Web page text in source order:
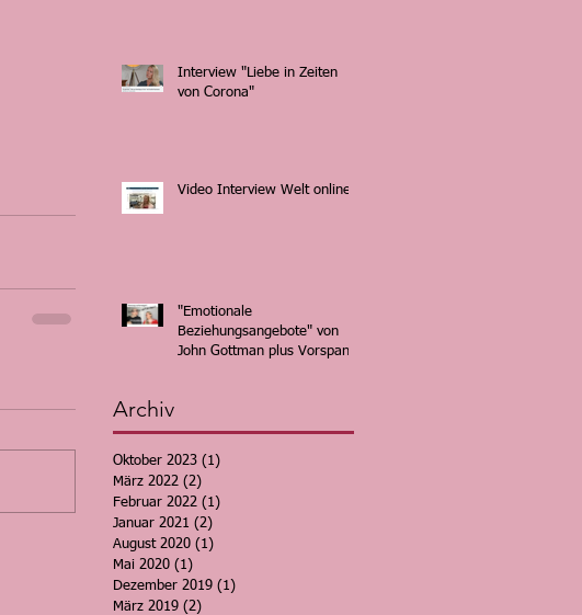
Interview "Liebe in Zeiten
von Corona"
Video Interview Welt online
"Emotionale
Beziehungsangebote" von
John Gottman plus Vorspann
Archiv
Oktober 2023 (1)
März 2022 (2)
Februar 2022 (1)
Januar 2021 (2)
August 2020 (1)
Mai 2020 (1)
Dezember 2019 (1)
März 2019 (2)